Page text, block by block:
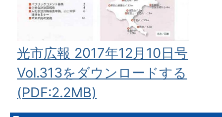
光市広報 2017年12月10日号
Vol.313をダウンロードする
(PDF:2.2MB)